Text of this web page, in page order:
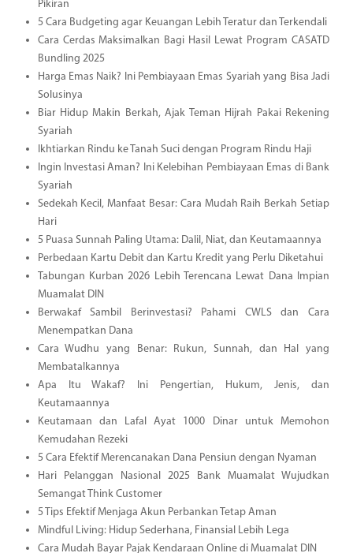
Pikiran
5 Cara Budgeting agar Keuangan Lebih Teratur dan Terkendali
Cara Cerdas Maksimalkan Bagi Hasil Lewat Program CASATD
Bundling 2025
Harga Emas Naik? Ini Pembiayaan Emas Syariah yang Bisa Jadi
Solusinya
Biar Hidup Makin Berkah, Ajak Teman Hijrah Pakai Rekening
Syariah
Ikhtiarkan Rindu ke Tanah Suci dengan Program Rindu Haji
Ingin Investasi Aman? Ini Kelebihan Pembiayaan Emas di Bank
Syariah
Sedekah Kecil, Manfaat Besar: Cara Mudah Raih Berkah Setiap
Hari
5 Puasa Sunnah Paling Utama: Dalil, Niat, dan Keutamaannya
Perbedaan Kartu Debit dan Kartu Kredit yang Perlu Diketahui
Tabungan Kurban 2026 Lebih Terencana Lewat Dana Impian
Muamalat DIN
Berwakaf Sambil Berinvestasi? Pahami CWLS dan Cara
Menempatkan Dana
Cara Wudhu yang Benar: Rukun, Sunnah, dan Hal yang
Membatalkannya
Apa Itu Wakaf? Ini Pengertian, Hukum, Jenis, dan
Keutamaannya
Keutamaan dan Lafal Ayat 1000 Dinar untuk Memohon
Kemudahan Rezeki
5 Cara Efektif Merencanakan Dana Pensiun dengan Nyaman
Hari Pelanggan Nasional 2025 Bank Muamalat Wujudkan
Semangat Think Customer
5 Tips Efektif Menjaga Akun Perbankan Tetap Aman
Mindful Living: Hidup Sederhana, Finansial Lebih Lega
Cara Mudah Bayar Pajak Kendaraan Online di Muamalat DIN